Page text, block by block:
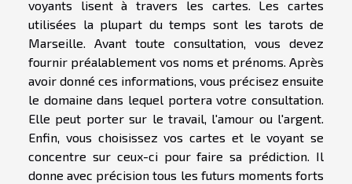
voyants lisent à travers les cartes. Les cartes
utilisées la plupart du temps sont les tarots de
Marseille. Avant toute consultation, vous devez
fournir préalablement vos noms et prénoms. Après
avoir donné ces informations, vous précisez ensuite
le domaine dans lequel portera votre consultation.
Elle peut porter sur le travail, l'amour ou l'argent.
Enfin, vous choisissez vos cartes et le voyant se
concentre sur ceux-ci pour faire sa prédiction. Il
donne avec précision tous les futurs moments forts